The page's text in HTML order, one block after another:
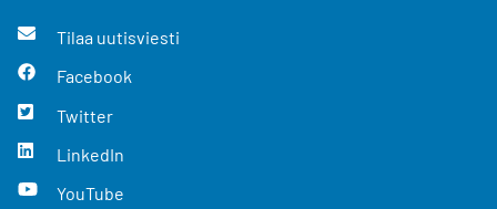
Tilaa uutisviesti
Facebook
Twitter
LinkedIn
YouTube